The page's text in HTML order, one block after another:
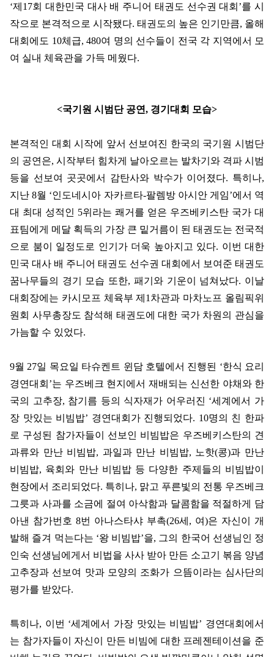
‘제 17회 대한민국 대사 배 주니어 태권도 선수권 대회 ’를 시
작으로 본격적으로 시작됐다. 태권도의 높은 인기만큼, 올해
대회에도 10체급, 480여 명의 선수들이 전국 각 지역에서 모
여 실내 체육관을 가득 메웠다.
<국기원 시범단 공연, 경기대회 모습>
본격적인 대회 시작에 앞서 선보여진 한국의 국기원 시범단
의 공연은, 시작부터 힘차게 날아오르는 발차기와 격파 시범
등을 선보여 곳곳에서 감탄사와 박수가 이어졌다. 특히나,
지난8월 ‘인도네시아 자카르타-팔렘방 아시안 게임’에서 역
대 최대 성적인 5위라는 쾌거를 얻은 우즈베키스탄 국가 대
표팀에게 메달 획득의 가장 큰 밑거름이 된 태권도는 전국적
으로 붐이 일정도로 인기가 더욱 높아지고 있다. 이번 대한
민국 대사 배 주니어 태권도 선수권 대회에서 보여준 태권도
꿈나무들의 경기 모습 또한, 패기와 기운이 넘쳐났다. 이날
대회장에는 카시모프 체육부 제 1 차관과 마차노프 올림픽위
원회 사무총장도 참석해 태권도에 대한 국가 차원의 관심을
가늠할 수 있었다.
9월 27일 목요일 타슈켄트 윈담 호텔에서 진행된 ‘한식 요리
경연대회 ’는 우즈베크 현지에서 재배되는 신선한 야채와 한
국의 고추장, 참기름 등의 식자재가 어우러진 ‘세계에서 가
장 맛있는 비빔밥’ 경연대회가 진행되었다. 10명의 친 한파
로 구성된 참가자들이 선보인 비빔밥은 우즈베키스탄의 견
과류와 만난 비빔밥, 과일과 만난 비빔밥, 노핫(콩)과 만난
비빔밥, 육회와 만난 비빔밥 등 다양한 주제들의 비빔밥이
현장에서 조리되었다. 특히나, 맑고 푸른빛의 전통 우즈베크
그릇과 사과를 소금에 절여 아삭함과 달콤함을 적절하게 담
아낸 참가번호 8번 아나스타샤 부촉(26세 , 여)은 자신이 개
발해 즐겨 먹는다는 ‘왕 비빔밥’을, 그의 한국어 선생님인 정
인숙 선생님에게서 비법을 사사 받아 만든 소고기 볶음 양념
고추장과 선보여 맛과 모양의 조화가 으뜸이라는 심사단의
평가를 받았다.
특히나, 이번 ‘세계에서 가장 맛있는 비빔밥’ 경연대회에서
는 참가자들이 자신이 만든 비빔에 대한 프레젠테이션을 준